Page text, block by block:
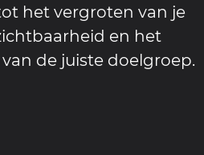
het vergroten van je
en het
de juiste doelgroep.